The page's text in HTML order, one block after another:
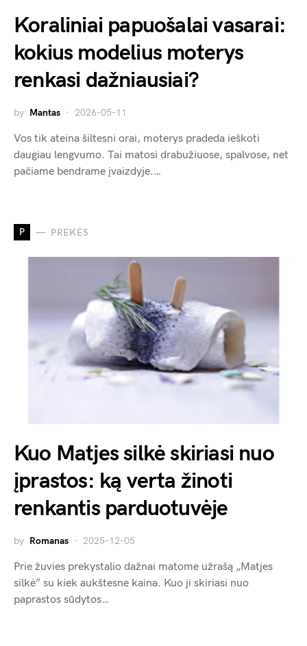
Koraliniai papuošalai vasarai:
kokius modelius moterys
renkasi dažniausiai?
by Mantas 2026-05-11
Vos tik ateina šiltesni orai, moterys pradeda ieškoti
daugiau lengvumo. Tai matosi drabužiuose, spalvose, net
pačiame bendrame įvaizdyje.…
P PREKĖS
Kuo Matjes silkė skiriasi nuo
įprastos: ką verta žinoti
renkantis parduotuvėje
by Romanas 2025-12-05
Prie žuvies prekystalio dažnai matome užrašą „Matjes
silkė” su kiek aukštesne kaina. Kuo ji skiriasi nuo
paprastos sūdytos…